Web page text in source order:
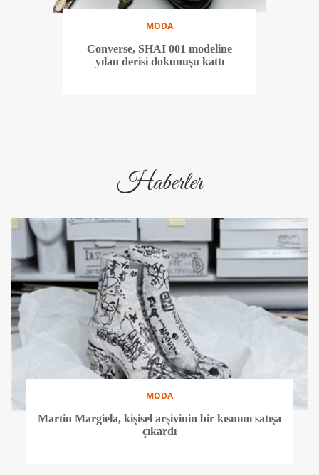
MODA
Converse, SHAI 001 modeline
yılan derisi dokunuşu kattı
Haberler
MODA
Martin Margiela, kişisel arşivinin bir kısmını satışa
çıkardı